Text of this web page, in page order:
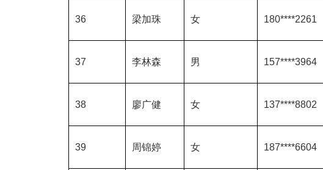
36 梁加珠 女 180****2261
37 李林森 男 157****3964
38 廖广健 女 137****8802
39 周锦婷 女 187****6604